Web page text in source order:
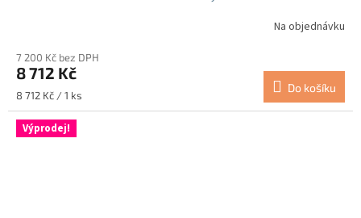
Na objednávku
7 200 Kč bez DPH
8 712 Kč
Měrná
cena:
8 712 Kč / 1 ks
Do košíku
Výprodej!